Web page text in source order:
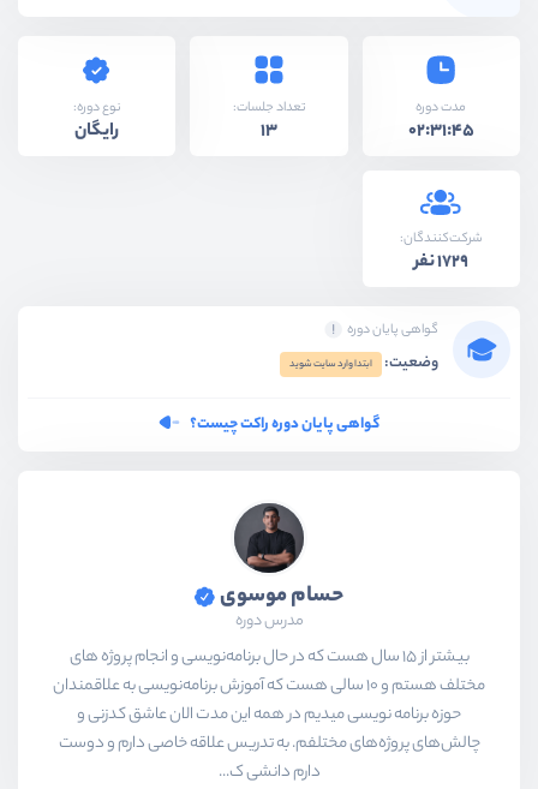
مدت دوره
02:31:45
تعداد جلسات:
13
نوع دوره:
رایگان
شرکت‌کنندگان:
1729 نفر
گواهی پایان دوره
وضعیت: ابتدا وارد سایت شوید
گواهی پایان دوره راکت چیست؟
حسام موسوی
مدرس دوره
بیشتر از ۱۵ سال هست که در حال برنامه‌نویسی و انجام پروژه های
مختلف هستم و ۱۰ سالی هست که آموزش برنامه‌نویسی به علاقمندان
حوزه برنامه نویسی میدیم در همه این مدت الان عاشق کدزنی و
چالش‌های پروژه‌های مختلفم. به تدریس علاقه خاصی دارم و دوست
دارم دانشی ک...